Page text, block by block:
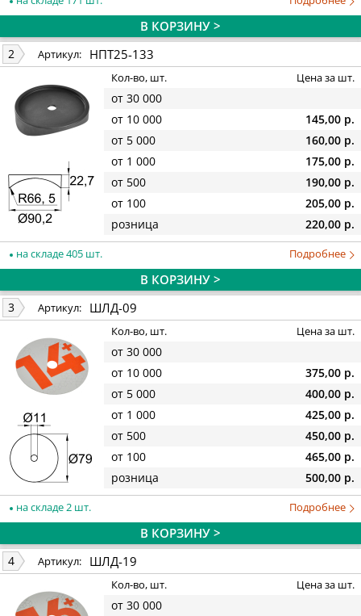
В КОРЗИНУ >
2 Артикул: НПТ25-133
Кол-во, шт. Цена за шт.
от 30 000
от 10 000
145,00 р.
от 5 000
160,00 р.
от 1 000
175,00 р.
от 500
190,00 р.
от 100
205,00 р.
розница
220,00 р.
на складе 405 шт. Подробнее
В КОРЗИНУ >
3 Артикул: ШЛД-09
Кол-во, шт. Цена за шт.
от 30 000
от 10 000
375,00 р.
от 5 000
400,00 р.
от 1 000
425,00 р.
от 500
450,00 р.
от 100
465,00 р.
розница
500,00 р.
на складе 2 шт. Подробнее
В КОРЗИНУ >
4 Артикул: ШЛД-19
Кол-во, шт. Цена за шт.
от 30 000